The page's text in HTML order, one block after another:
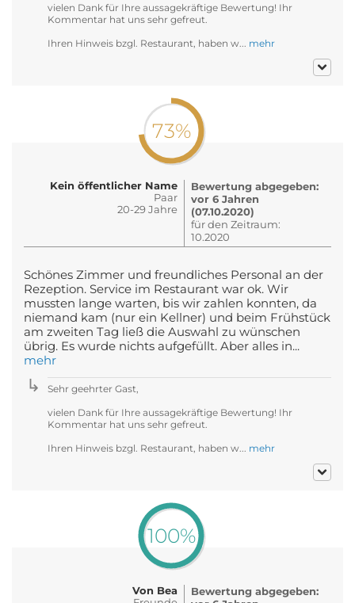
vielen Dank für Ihre aussagekräftige Bewertung! Ihr
Kommentar hat uns sehr gefreut.
Ihren Hinweis bzgl. Restaurant, haben w... mehr
73%
Kein öffentlicher Name
Paar
20-29 Jahre
Bewertung abgegeben:
vor 6 Jahren
(07.10.2020)
für den Zeitraum:
10.2020
Schönes Zimmer und freundliches Personal an der
Rezeption. Service im Restaurant war ok. Wir
mussten lange warten, bis wir zahlen konnten, da
niemand kam (nur ein Kellner) und beim Frühstück
am zweiten Tag ließ die Auswahl zu wünschen
übrig. Es wurde nichts aufgefüllt. Aber alles in...
mehr
Sehr geehrter Gast,
vielen Dank für Ihre aussagekräftige Bewertung! Ihr
Kommentar hat uns sehr gefreut.
Ihren Hinweis bzgl. Restaurant, haben w... mehr
100%
Von Bea
Bewertung abgegeben: